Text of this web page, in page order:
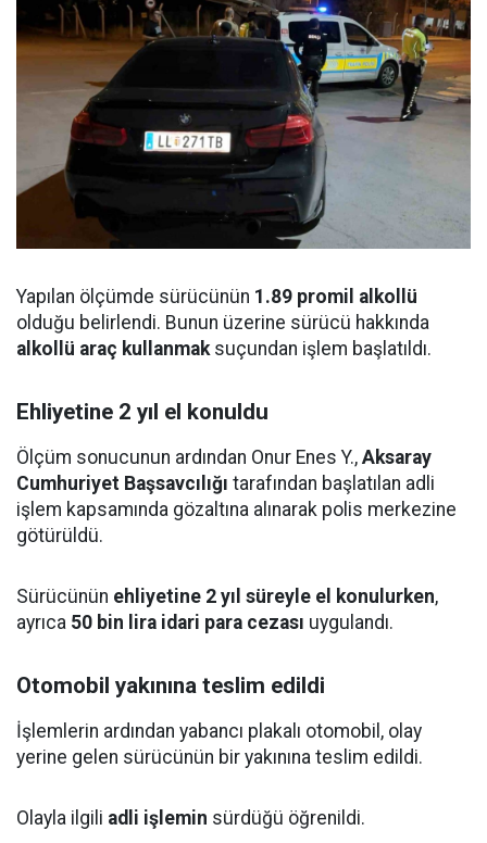
Yapılan ölçümde sürücünün 1.89 promil alkollü
olduğu belirlendi. Bunun üzerine sürücü hakkında
alkollü araç kullanmaksuçundan işlem başlatıldı.
Ehliyetine 2 yıl el konuldu
Ölçüm sonucunun ardından Onur Enes Y., Aksaray
Cumhuriyet Başsavcılığı tarafından başlatılan adli
işlem kapsamında gözaltına alınarak polis merkezine
götürüldü.
Sürücünün ehliyetine 2 yıl süreyle el konulurken,
ayrıca 50 bin lira idari para cezası uygulandı.
Otomobil yakınına teslim edildi
İşlemlerin ardından yabancı plakalı otomobil, olay
yerine gelen sürücünün bir yakınına teslim edildi.
Olayla ilgili adli işlemin sürdüğü öğrenildi.